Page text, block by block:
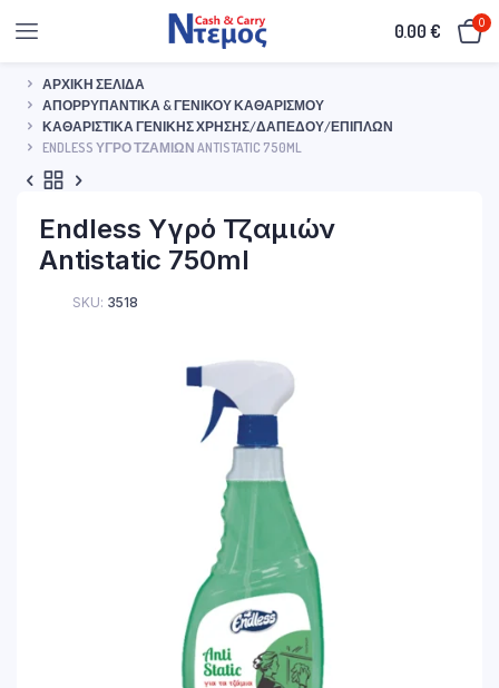
0.00€ 0
ΑΡΧΙΚΉ ΣΕΛΊΔΑ
ΑΠΟΡΡΥΠΑΝΤΙΚΆ & ΓΕΝΙΚΟΎ ΚΑΘΑΡΙΣΜΟΎ
ΚΑΘΑΡΙΣΤΙΚΆ ΓΕΝΙΚΉΣ ΧΡΉΣΗΣ/ΔΑΠΈΔΟΥ/ΕΠΊΠΛΩΝ
ENDLESS ΥΓΡΌ ΤΖΑΜΙΏΝ ANTISTATIC 750ML
Endless Υγρό Τζαμιών
Antistatic 750ml
SKU: 3518